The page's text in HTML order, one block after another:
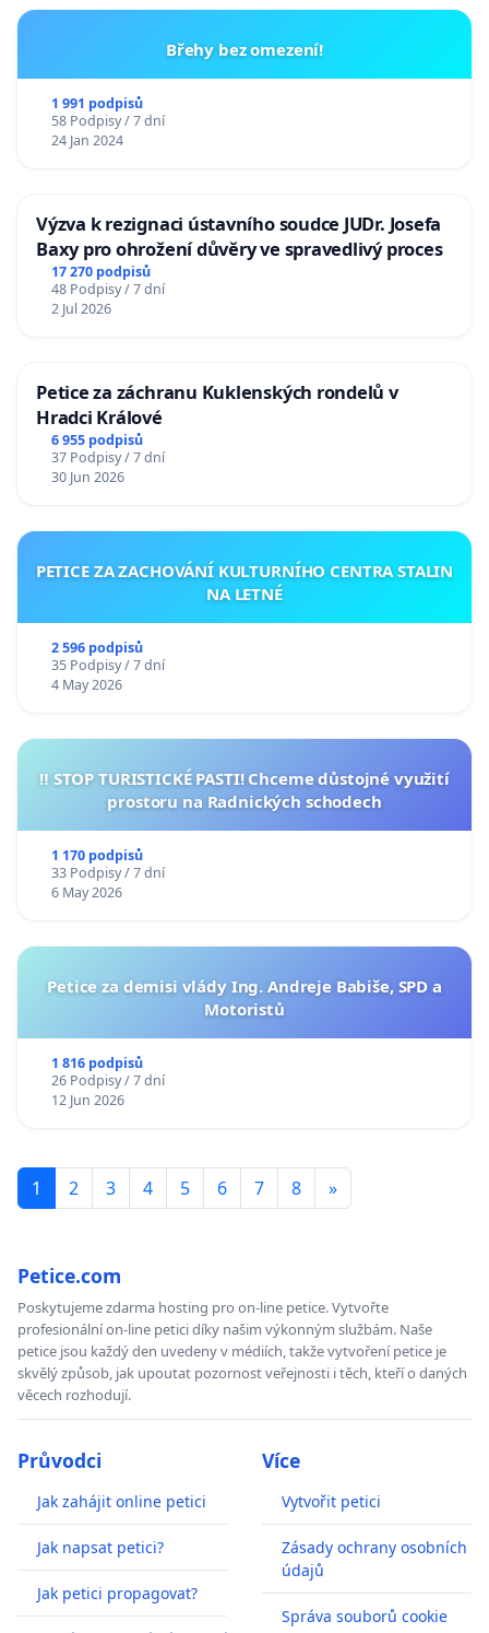
Břehy bez omezení!
1 991 podpisů
58 Podpisy / 7 dní
24 Jan 2024
Výzva k rezignaci ústavního soudce JUDr. Josefa
Baxy pro ohrožení důvěry ve spravedlivý proces
17 270 podpisů
48 Podpisy / 7 dní
2 Jul 2026
Petice za záchranu Kuklenských rondelů v
Hradci Králové
6 955 podpisů
37 Podpisy / 7 dní
30 Jun 2026
PETICE ZA ZACHOVÁNÍ KULTURNÍHO CENTRA STALIN
NA LETNÉ
2 596 podpisů
35 Podpisy / 7 dní
4 May 2026
‼️ STOP TURISTICKÉ PASTI! Chceme důstojné využití
prostoru na Radnických schodech
1 170 podpisů
33 Podpisy / 7 dní
6 May 2026
Petice za demisi vlády Ing. Andreje Babiše, SPD a
Motoristů
1 816 podpisů
26 Podpisy / 7 dní
12 Jun 2026
1 2 3 4 5 6 7 8 »
Petice.com
Poskytujeme zdarma hosting pro on-line petice. Vytvořte
profesionální on-line petici díky našim výkonným službám. Naše
petice jsou každý den uvedeny v médiích, takže vytvoření petice je
skvělý způsob, jak upoutat pozornost veřejnosti i těch, kteří o daných
věcech rozhodují.
Průvodci
Jak zahájit online petici
Jak napsat petici?
Jak petici propagovat?
Více
Vytvořit petici
Zásady ochrany osobních
údajů
Správa souborů cookie